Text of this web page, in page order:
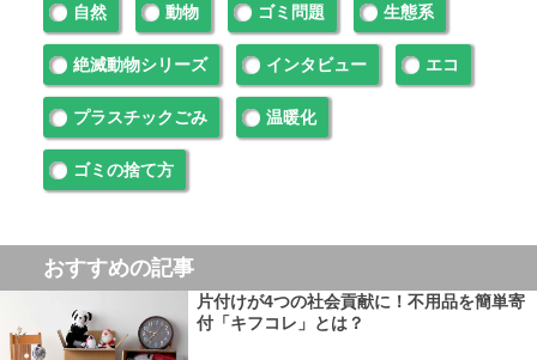
自然 動物 ゴミ問題 生態系
絶滅動物シリーズ インタビュー エコ
プラスチックごみ 温暖化
ゴミの捨て方
おすすめの記事
片付けが4つの社会貢献に！不用品を簡単寄
付「キフコレ」とは？